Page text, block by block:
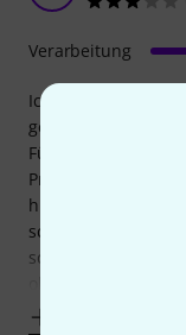
Ich habe dieses
gekauft.
Für den Preis hat
Produkts positiv
hingegen die
scharfkantig (an
schwierig ist, den
ohne sich weh zu
Verarbeitung